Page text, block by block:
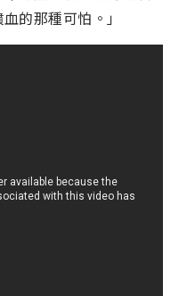
的那種可怕。」